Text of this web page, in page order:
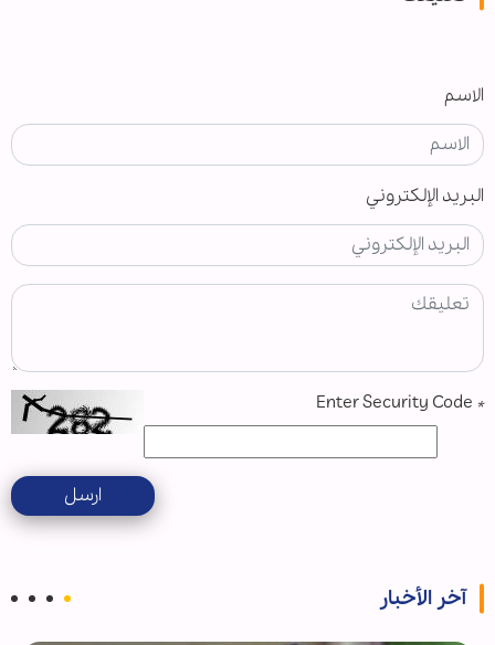
الاسم
البريد الإلكتروني
*
ارسل
آخر الأخبار